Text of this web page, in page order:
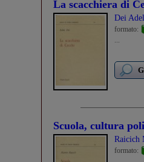
La scacchiera di
Dei
formato:
...
Scuola, cultura
Raicich
formato: